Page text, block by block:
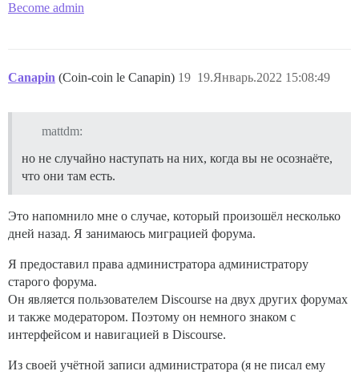
Become admin
Canapin (Coin-coin le Canapin) 19.Январь.2022 15:08:49
19
mattdm:
но не случайно наступать на них, когда вы не осознаёте,
что они там есть.
Это напомнило мне о случае, который произошёл несколько
дней назад. Я занимаюсь миграцией форума.
Я предоставил права администратора администратору
старого форума.
Он является пользователем Discourse на двух других форумах
и также модератором. Поэтому он немного знаком с
интерфейсом и навигацией в Discourse.
Из своей учётной записи администратора (я не писал ему